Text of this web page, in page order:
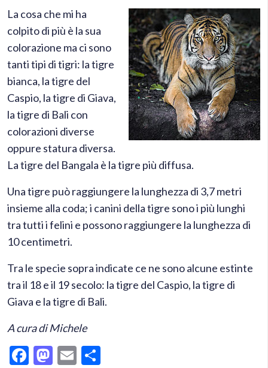
La cosa che mi ha
colpito di più è la sua
colorazione ma ci sono
tanti tipi di tigri: la tigre
bianca, la tigre del
Caspio, la tigre di Giava,
la tigre di Bali con
colorazioni diverse
oppure statura diversa.
La tigre del Bangala è la tigre più diffusa.
Una tigre può raggiungere la lunghezza di 3,7 metri
insieme alla coda; i canini della tigre sono i più lunghi
tra tutti i felini e possono raggiungere la lunghezza di
10 centimetri.
Tra le specie sopra indicate ce ne sono alcune estinte
tra il 18 e il 19 secolo: la tigre del Caspio, la tigre di
Giava e la tigre di Bali.
A cura di Michele
Facebook
Mastodon
Email